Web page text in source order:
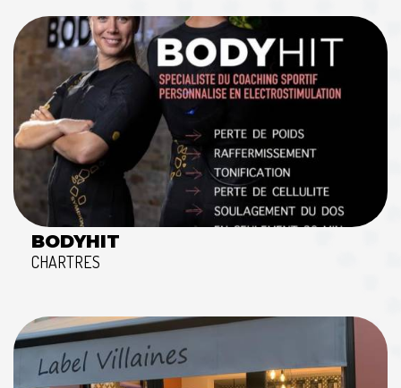
BODYHIT
CHARTRES